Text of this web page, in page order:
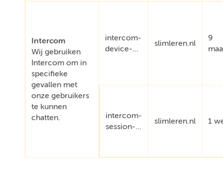
Intercom
Wij gebruiken
Intercom om in
specifieke
gevallen met
onze gebruikers
te kunnen
chatten.
intercom-
device-...
slimleren.nl
9
intercom-
session-...
slimleren.nl 1